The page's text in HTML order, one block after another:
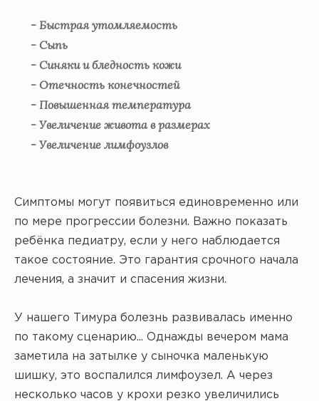
- Быстрая утомляемость
- Сыпь
- Синяки и бледность кожи
- Отечность конечностей
- Повышенная температура
- Увеличение живота в размерах
- Увеличение лимфоузлов
Симптомы могут появиться единовременно или
по мере прогрессии болезни. Важно показать
ребёнка педиатру, если у него наблюдается
такое состояние. Это гарантия срочного начала
лечения, а значит и спасения жизни.
У нашего Тимура болезнь развивалась именно
по такому сценарию... Однажды вечером мама
заметила на затылке у сыночка маленькую
шишку, это воспалился лимфоузел. А через
несколько часов у крохи резко увеличились